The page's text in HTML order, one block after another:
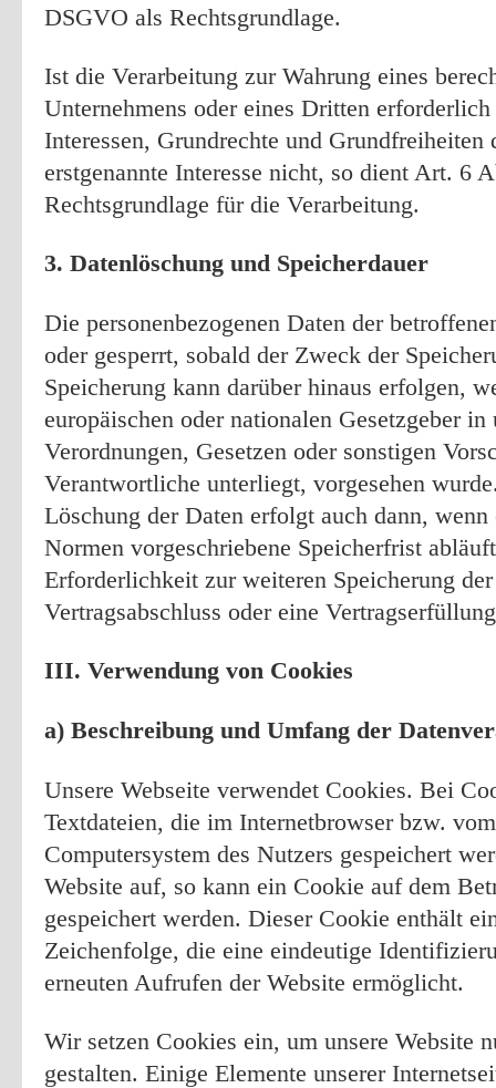
DSGVO als Rechtsgrundlage.
Ist die Verarbeitung zur Wahrung eines
Unternehmens oder eines Dritten
Interessen, Grundrechte und Grundfreiheiten
erstgenannte Interesse nicht, so dient Art. 6
Rechtsgrundlage für die Verarbeitung.
3. Datenlöschung und Speicherdauer
Die personenbezogenen Daten der
oder gesperrt, sobald der Zweck der
Speicherung kann darüber hinaus erfolgen,
europäischen oder nationalen Gesetzgeber
Verordnungen, Gesetzen oder sonstigen
Verantwortliche unterliegt, vorgesehen
Löschung der Daten erfolgt auch dann,
Normen vorgeschriebene Speicherfrist
Erforderlichkeit zur weiteren Speicherung
Vertragsabschluss oder eine
III. Verwendung von Cookies
a) Beschreibung und Umfang der
Unsere Webseite verwendet Cookies. Bei
Textdateien, die im Internetbrowser bzw.
Computersystem des Nutzers gespeichert
Website auf, so kann ein Cookie auf dem
gespeichert werden. Dieser Cookie enthält
Zeichenfolge, die eine eindeutige
erneuten Aufrufen der Website ermöglicht.
Wir setzen Cookies ein, um unsere Website
gestalten. Einige Elemente unserer